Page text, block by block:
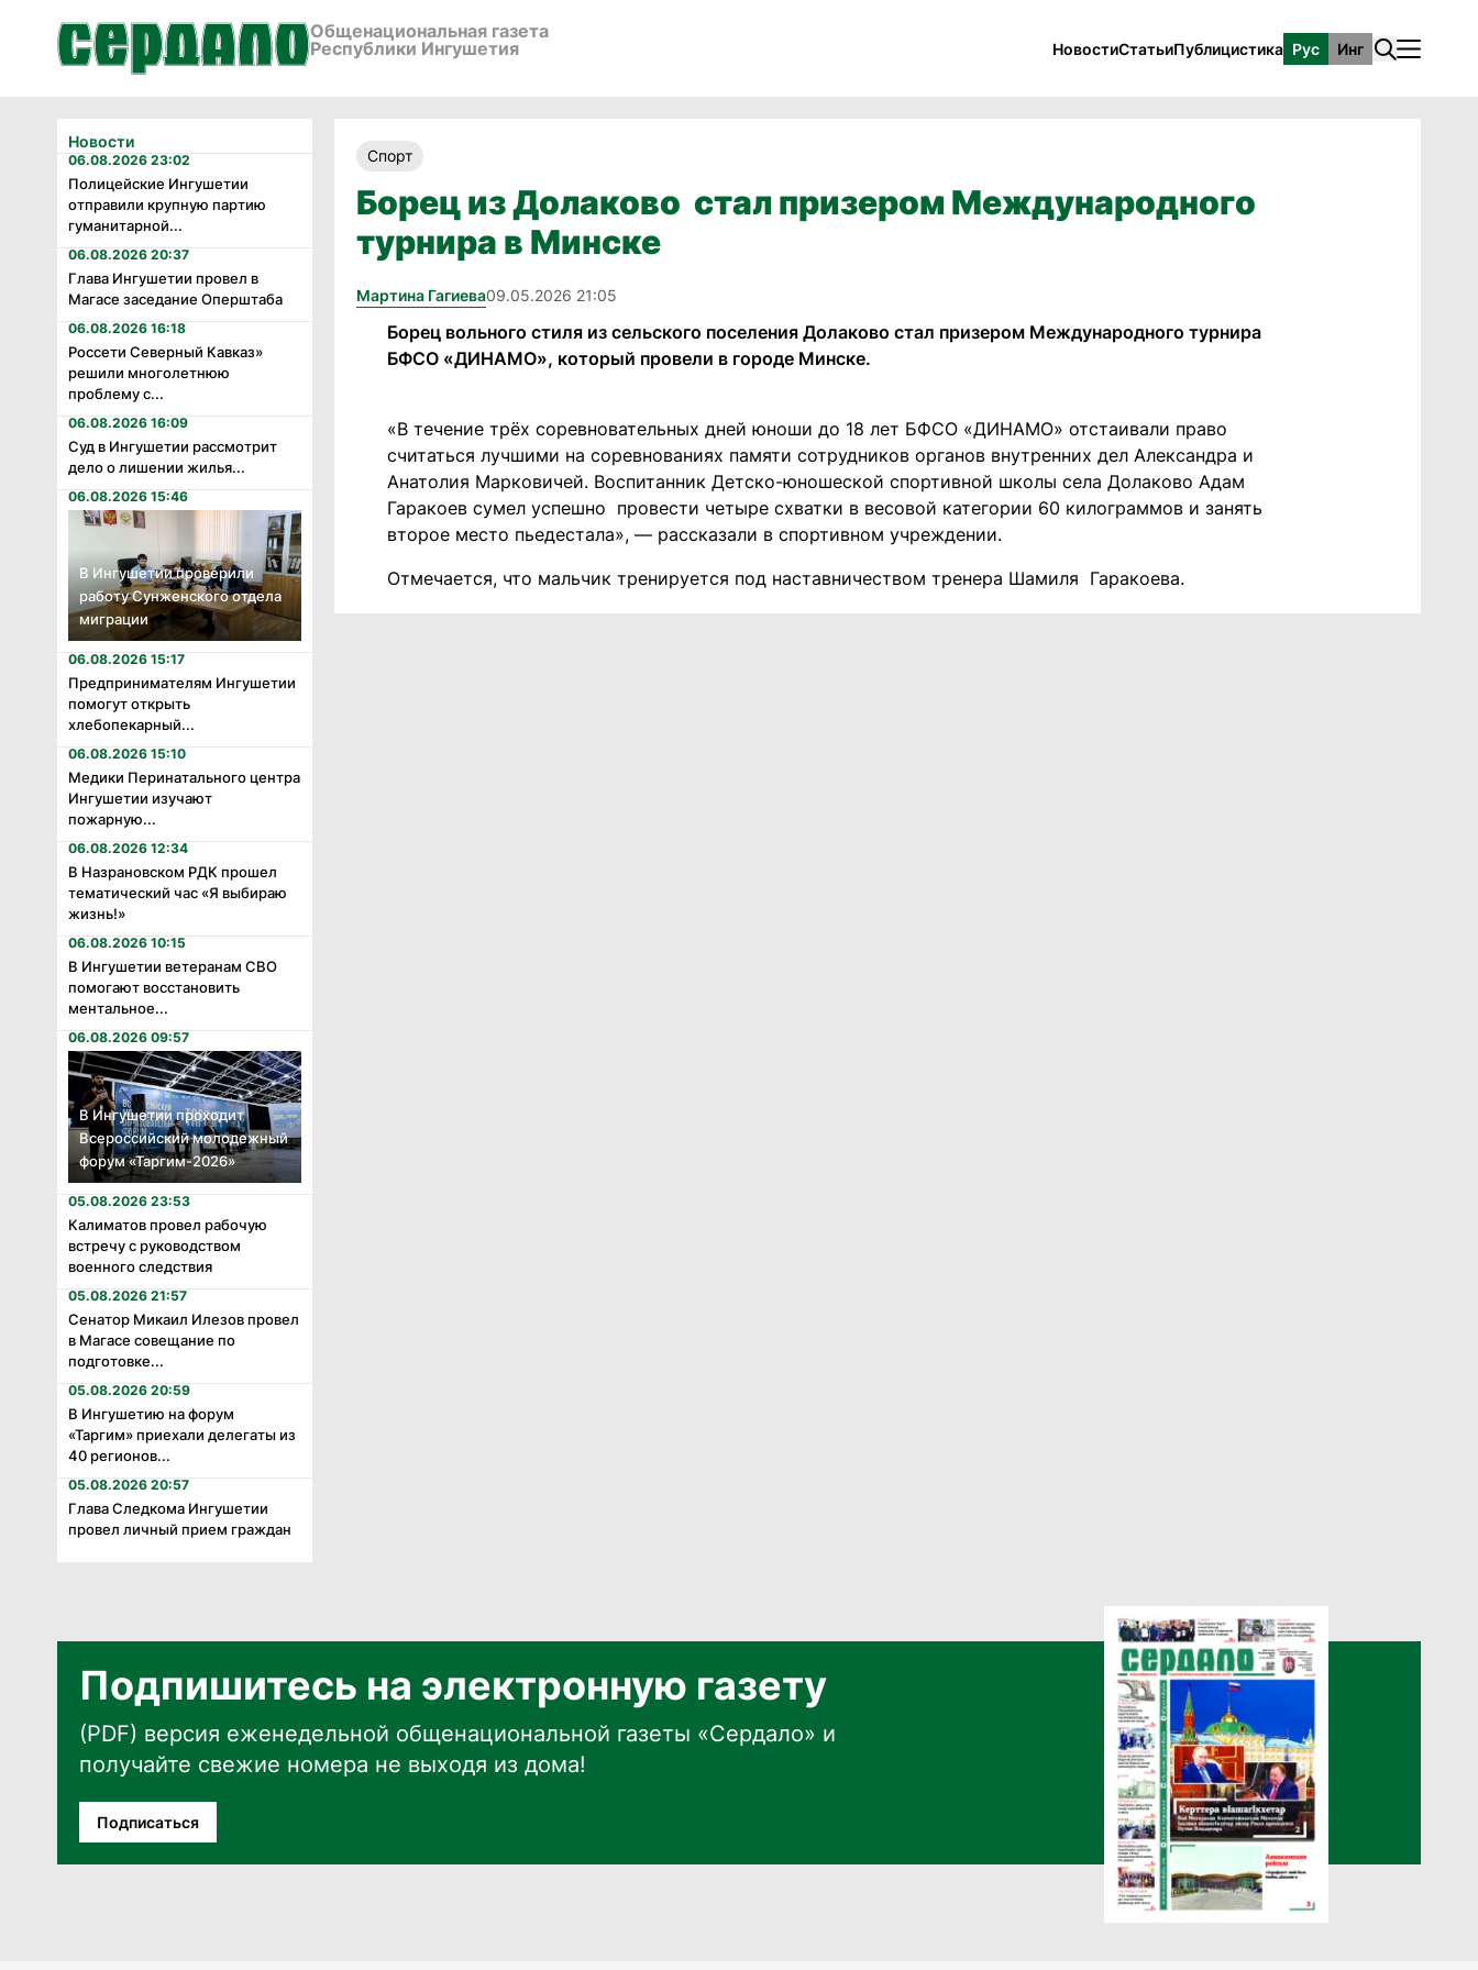
Общенациональная газета
Республики Ингушетия
НовостиСтатьиПублицистика Рус Инг
Новости
06.08.2026 23:02
Полицейские Ингушетии
отправили крупную партию
гуманитарной...
06.08.2026 20:37
Глава Ингушетии провел в
Магасе заседание Оперштаба
06.08.2026 16:18
Россети Северный Кавказ»
решили многолетнюю
проблему с...
06.08.2026 16:09
Суд в Ингушетии рассмотрит
дело о лишении жилья...
06.08.2026 15:46
В Ингушетии проверили
работу Сунженского отдела
миграции
06.08.2026 15:17
Предпринимателям Ингушетии
помогут открыть
хлебопекарный...
06.08.2026 15:10
Медики Перинатального центра
Ингушетии изучают
пожарную...
06.08.2026 12:34
В Назрановском РДК прошел
тематический час «Я выбираю
жизнь!»
06.08.2026 10:15
В Ингушетии ветеранам СВО
помогают восстановить
ментальное...
06.08.2026 09:57
В Ингушетии проходит
Всероссийский молодежный
форум «Таргим-2026»
05.08.2026 23:53
Калиматов провел рабочую
встречу с руководством
военного следствия
05.08.2026 21:57
Сенатор Микаил Илезов провел
в Магасе совещание по
подготовке...
05.08.2026 20:59
В Ингушетию на форум
«Таргим» приехали делегаты из
40 регионов...
05.08.2026 20:57
Глава Следкома Ингушетии
провел личный прием граждан
Спорт
Борец из Долаково стал призером Международного
турнира в Минске
Мартина Гагиева09.05.2026 21:05
Борец вольного стиля из сельского поселения Долаково стал призером Международного турнира
БФСО «ДИНАМО», который провели в городе Минске.
«В течение трёх соревновательных дней юноши до 18 лет БФСО «ДИНАМО» отстаивали право
считаться лучшими на соревнованиях памяти сотрудников органов внутренних дел Александра и
Анатолия Марковичей. Воспитанник Детско-юношеской спортивной школы села Долаково Адам
Гаракоев сумел успешно провести четыре схватки в весовой категории 60 килограммов и занять
второе место пьедестала», — рассказали в спортивном учреждении.
Отмечается, что мальчик тренируется под наставничеством тренера Шамиля Гаракоева.
Подпишитесь на электронную газету
(PDF) версия еженедельной общенациональной газеты «Сердало» и
получайте свежие номера не выходя из дома!
Подписаться